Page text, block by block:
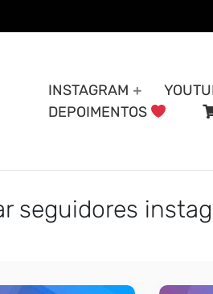
INSTAGRAM
DEPOIMENTOS
seguidores